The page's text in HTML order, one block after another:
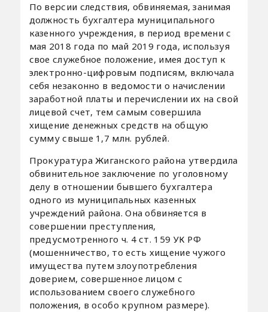
По версии следствия, обвиняемая, занимая
должность бухгалтера муниципального
казенного учреждения, в период времени с
мая 2018 года по май 2019 года, используя
свое служебное положение, имея доступ к
электронно-цифровым подписям, включала
себя незаконно в ведомости о начислении
заработной платы и перечислении их на свой
лицевой счет, тем самым совершила
хищение денежных средств на общую
сумму свыше 1,7 млн. рублей.
Прокуратура Жиганского района утвердила
обвинительное заключение по уголовному
делу в отношении бывшего бухгалтера
одного из муниципальных казенных
учреждений района. Она обвиняется в
совершении преступления,
предусмотренного ч. 4 ст. 159 УК РФ
(мошенничество, то есть хищение чужого
имущества путем злоупотребления
доверием, совершенное лицом с
использованием своего служебного
положения, в особо крупном размере).